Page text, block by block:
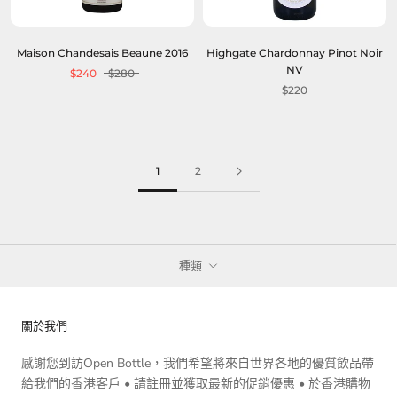
Maison Chandesais Beaune 2016
$240
$280
Highgate Chardonnay Pinot Noir
NV
$220
1 2
種類
關於我們
感謝您到訪Open Bottle，我們希望將來自世界各地的優質飲品帶
給我們的香港客戶 • 請註冊並獲取最新的促銷優惠 • 於香港購物